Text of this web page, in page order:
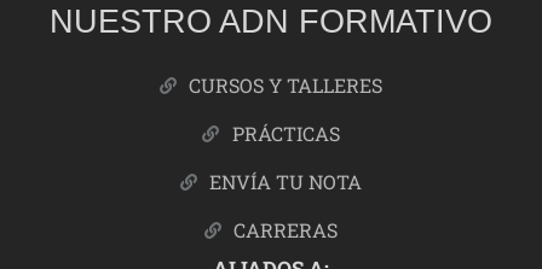
NUESTRO ADN FORMATIVO
CURSOS Y TALLERES
PRÁCTICAS
ENVÍA TU NOTA
CARRERAS